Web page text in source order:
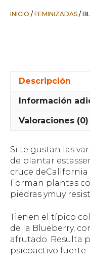
INICIO / FEMINIZADAS /
Descripción
Información
Valoraciones (0)
Si te gustan las
de plantar
cruce
Forman plantas
piedras ymuy
Tienen el típico
de la Blueberry,
afrutado. Resulta
psicoactivo fuerte.